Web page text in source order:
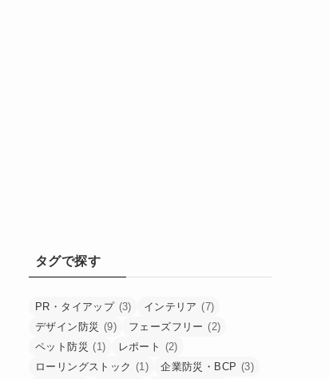
タグで探す
PR・タイアップ (3) インテリア (7)
デザイン防災 (9) フェーズフリー (2)
ペット防災 (1) レポート (2)
ローリングストック (1) 企業防災・BCP (3)